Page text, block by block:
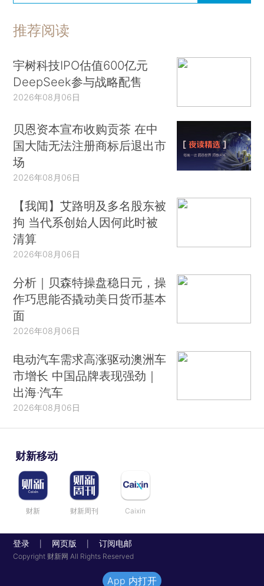
推荐阅读
宇树科技IPO估值600亿元
DeepSeek参与战略配售
2026年08月06日
贝恩资本宣布收购贡茶 在中
国大陆无法注册商标后退出市
场
2026年08月06日
【我闻】艾路明及多名股东被
拘 当代系创始人因何此时被
清算
2026年08月06日
分析｜贝森特操盘稳日元，操
作巧思能否撬动美日货币基本
面
2026年08月06日
电动汽车需求高涨驱动澳洲车
市增长 中国品牌表现强劲｜
出海·汽车
2026年08月06日
财新移动
财新 财新周刊 Caixin
登录 网页版 订阅电邮
Copyright 财新网 All Rights Reserved
App 内打开